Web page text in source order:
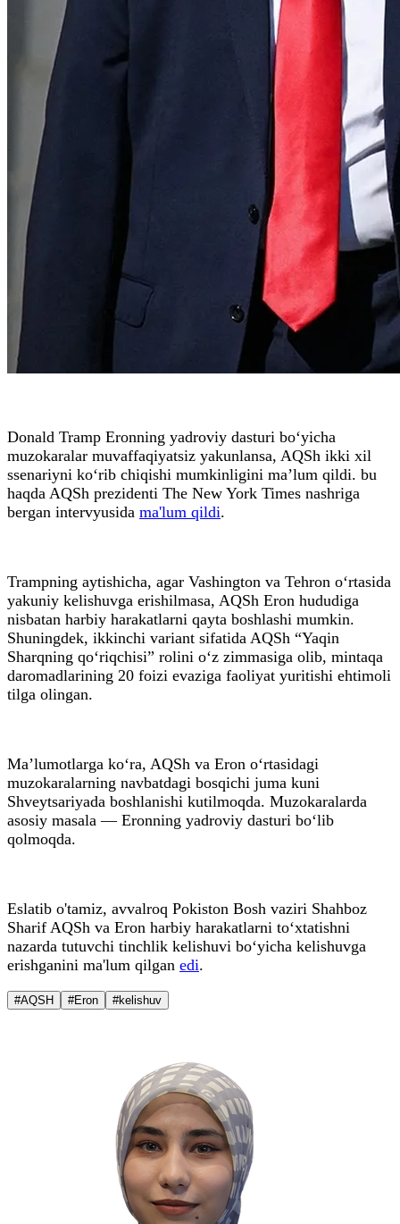
Donald Tramp Eronning yadroviy dasturi bo‘yicha
muzokaralar muvaffaqiyatsiz yakunlansa, AQSh ikki xil
ssenariyni ko‘rib chiqishi mumkinligini ma’lum qildi. bu
haqda AQSh prezidenti The New York Times nashriga
bergan intervyusida ma'lum qildi.
Trampning aytishicha, agar Vashington va Tehron o‘rtasida
yakuniy kelishuvga erishilmasa, AQSh Eron hududiga
nisbatan harbiy harakatlarni qayta boshlashi mumkin.
Shuningdek, ikkinchi variant sifatida AQSh “Yaqin
Sharqning qo‘riqchisi” rolini o‘z zimmasiga olib, mintaqa
daromadlarining 20 foizi evaziga faoliyat yuritishi ehtimoli
tilga olingan.
Ma’lumotlarga ko‘ra, AQSh va Eron o‘rtasidagi
muzokaralarning navbatdagi bosqichi juma kuni
Shveytsariyada boshlanishi kutilmoqda. Muzokaralarda
asosiy masala — Eronning yadroviy dasturi bo‘lib
qolmoqda.
Eslatib o'tamiz, avvalroq Pokiston Bosh vaziri Shahboz
Sharif AQSh va Eron harbiy harakatlarni to‘xtatishni
nazarda tutuvchi tinchlik kelishuvi bo‘yicha kelishuvga
erishganini ma'lum qilgan edi.
#AQSH #Eron #kelishuv